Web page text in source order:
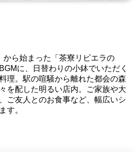
から始まった「茶寮リビエラの
に、日替わりの小鉢でいただく
理。駅の喧騒から離れた都会の森
を配した明るい店内。ご家族や大
ご友人とのお食事など、幅広いシ
す。